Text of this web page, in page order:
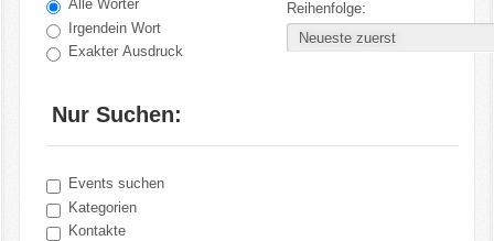
Bekanntmachungen
Suche
Alle Wörter
Irgendein Wort
Exakter Ausdruck
Reihenfolge:
Nur Suchen:
Events suchen
Kategorien
Kontakte